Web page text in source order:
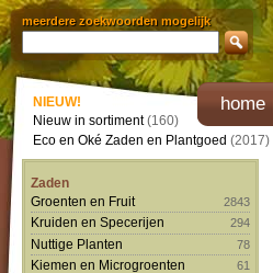
meerdere zoekwoorden mogelijk
home
NIEUW!
Nieuw in sortiment(160)
Eco en Oké Zaden en Plantgoed (2017)
Zaden
Groenten en Fruit
2843
Kruiden en Specerijen 294
Nuttige Planten 78
Kiemen en Microgroenten 61